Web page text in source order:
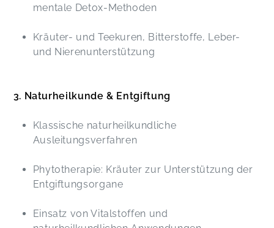
mentale Detox-Methoden
Kräuter- und Teekuren, Bitterstoffe, Leber-
und Nierenunterstützung
3. Naturheilkunde & Entgiftung
Klassische naturheilkundliche
Ausleitungsverfahren
Phytotherapie: Kräuter zur Unterstützung der
Entgiftungsorgane
Einsatz von Vitalstoffen und